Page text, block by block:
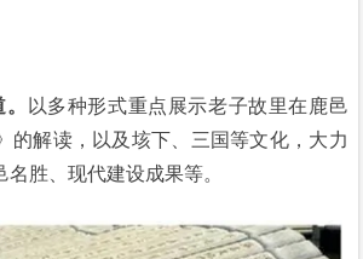
以多种形式重点展示老子故里在鹿邑
的解读，以及垓下、三国等文化，大力
胜、现代建设成果等。